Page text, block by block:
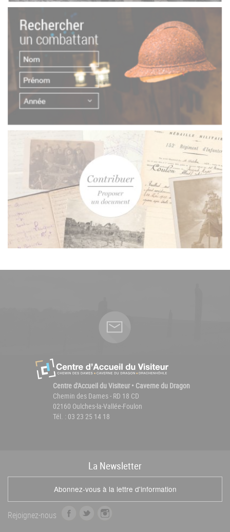
Centre d'Accueil du Visiteur • Caverne du Dragon
Chemin des Dames - RD 18 CD
02160 Oulches-la-Vallée-Foulon
Tél. : 03 23 25 14 18
La Newsletter
Abonnez-vous à la lettre d'information
Rejoignez-nous